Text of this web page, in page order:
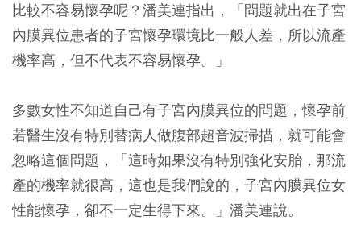
比較不容易懷孕呢？潘美連指出，「問題就出在子宮
內膜異位患者的子宮懷孕環境比一般人差，所以流產
機率高，但不代表不容易懷孕。」
多數女性不知道自己有子宮內膜異位的問題，懷孕前
若醫生沒有特別替病人做腹部超音波掃描，就可能會
忽略這個問題，「這時如果沒有特別強化安胎，那流
產的機率就很高，這也是我們說的，子宮內膜異位女
性能懷孕，卻不一定生得下來。」潘美連說。